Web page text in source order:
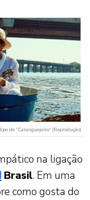
de 'Caranguejeiro' (Reprodução)
na ligação
Brasil. Em uma
como gosta do